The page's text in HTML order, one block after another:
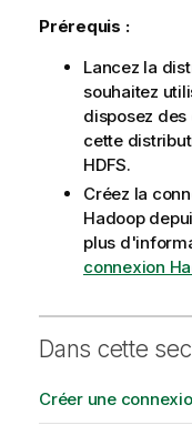
Prérequis :
Lancez la
souhaitez
disposez
cette
HDFS.
Créez la
Hadoop
plus
connexion
Dans cette
Créer une